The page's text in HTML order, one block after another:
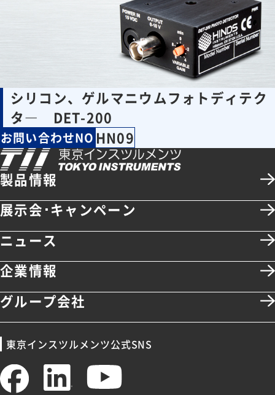
シリコン、ゲルマニウムフォトディテク
タ― DET-200
お問い合わせNO HN09
製品情報
展示会･キャンペーン
ニュース
企業情報
グループ会社
東京インスツルメンツ公式SNS